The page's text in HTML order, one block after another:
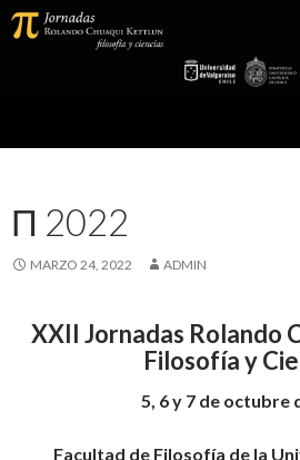
Π 2022
MARZO 24, 2022 ADMIN
XXII Jornadas Rolando
Filosofía y
5, 6 y 7 de octubre
Facultad de Filosofía de la